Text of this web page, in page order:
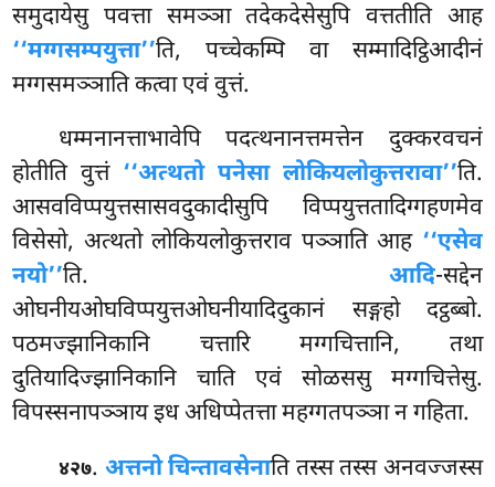
समुदायेसु पवत्ता समञ्ञा तदेकदेसेसुपि वत्ततीति आह
‘‘मग्गसम्पयुत्ता’’ति, पच्चेकम्पि वा सम्मादिट्ठिआदीनं
मग्गसमञ्ञाति कत्वा एवं वुत्तं.
धम्मनानत्ताभावेपिपदत्थनानत्तमत्तेन दुक्करवचनं
होतीति वुत्तं ‘‘अत्थतो पनेसा लोकियलोकुत्तरावा’’ति.
आसवविप्पयुत्तसासवदुकादीसुपि विप्पयुत्ततादिग्गहणमेव
विसेसो, अत्थतो लोकियलोकुत्तराव पञ्ञाति आह ‘‘एसेव
नयो’’ति. आदि-सद्देन
ओघनीयओघविप्पयुत्तओघनीयादिदुकानं सङ्गहो दट्ठब्बो.
पठमज्झानिकानि चत्तारि मग्गचित्तानि, तथा
दुतियादिज्झानिकानि चाति एवं सोळससु मग्गचित्तेसु.
विपस्सनापञ्ञाय इध अधिप्पेतत्ता महग्गतपञ्ञा न गहिता.
४२७. अत्तनो चिन्तावसेनाति तस्स तस्स अनवज्जस्स